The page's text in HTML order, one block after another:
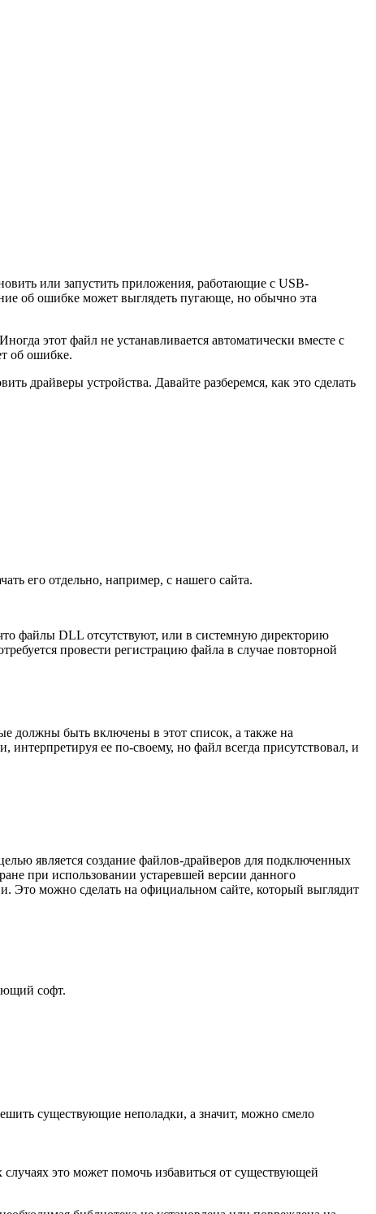
или запустить приложения, работающие с USB-
об ошибке может выглядеть пугающе, но обычно эта
этот файл не устанавливается автоматически вместе с
об ошибке.
драйверы устройства. Давайте разберемся, как это сделать
его отдельно, например, с нашего сайта.
файлы DLL отсутствуют, или в системную директорию
провести регистрацию файла в случае повторной
должны быть включены в этот список, а также на
ее по-своему, но файл всегда присутствовал, и
является создание файлов-драйверов для подключенных
при использовании устаревшей версии данного
Это можно сделать на официальном сайте, который выглядит
софт.
существующие неполадки, а значит, можно смело
это может помочь избавиться от существующей